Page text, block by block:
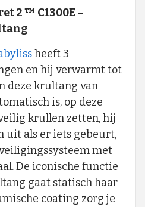
2 ™ C1300E –
heeft 3
en hij verwarmt tot
deze krultang van
is, op deze
krullen zetten, hij
uit als er iets gebeurt,
met
De iconische functie
gaat statisch haar
coating zorg je